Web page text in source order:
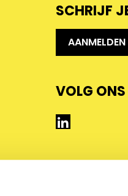
SCHRIJF
AANMELDEN
VOLG ONS
LinkedIn